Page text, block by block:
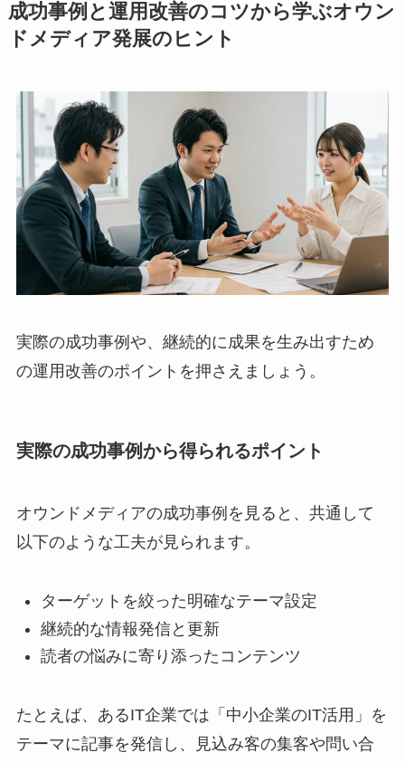
成功事例と運用改善のコツから学ぶオウン
ドメディア発展のヒント
実際の成功事例や、継続的に成果を生み出すため
の運用改善のポイントを押さえましょう。
実際の成功事例から得られるポイント
オウンドメディアの成功事例を見ると、共通して
以下のような工夫が見られます。
ターゲットを絞った明確なテーマ設定
継続的な情報発信と更新
読者の悩みに寄り添ったコンテンツ
たとえば、あるIT企業では「中小企業のIT活用」を
テーマに記事を発信し、見込み客の集客や問い合